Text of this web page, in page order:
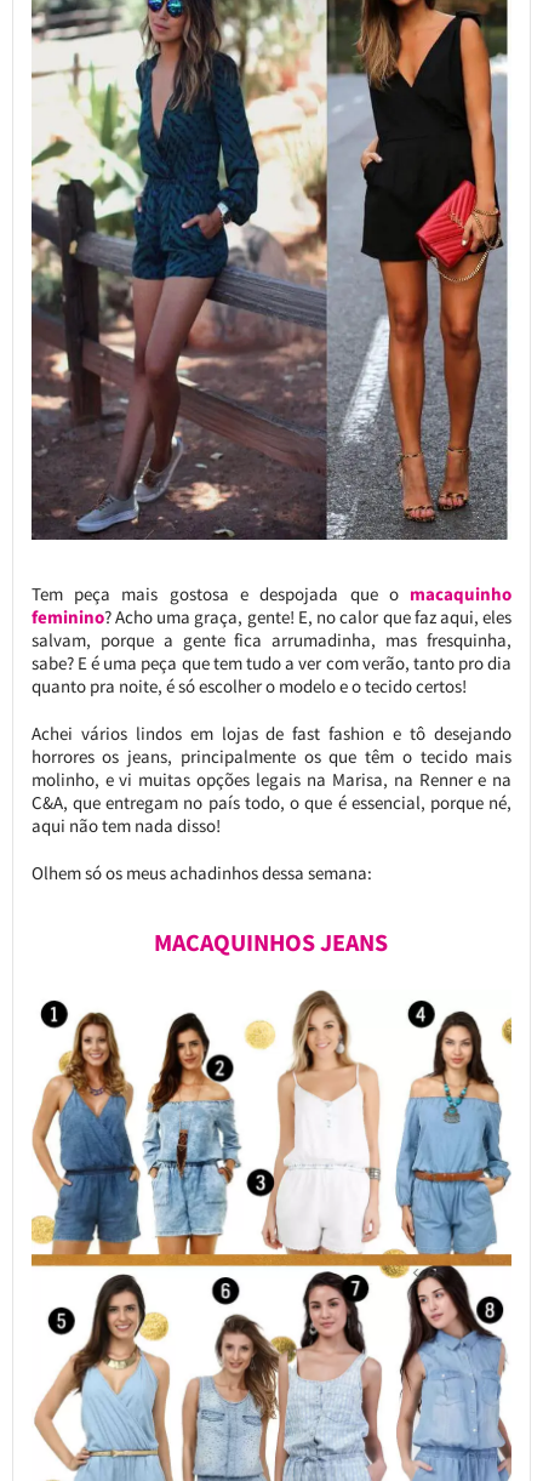
Tem peça mais gostosa e despojada que o macaquinho
feminino? Acho uma graça, gente! E, no calor que faz aqui, eles
salvam, porque a gente fica arrumadinha, mas fresquinha,
sabe? E é uma peça que tem tudo a ver com verão, tanto pro dia
quanto pra noite, é só escolher o modelo e o tecido certos!
Achei vários lindos em lojas de fast fashion e tô desejando
horrores os jeans, principalmente os que têm o tecido mais
molinho, e vi muitas opções legais na Marisa, na Renner e na
C&A, que entregam no país todo, o que é essencial, porque né,
aqui não tem nada disso!
Olhem só os meus achadinhos dessa semana:
MACAQUINHOS JEANS